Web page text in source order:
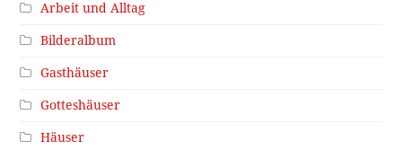
Arbeit und Alltag
Bilderalbum
Gasthäuser
Gotteshäuser
Häuser